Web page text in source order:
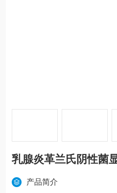
乳腺炎革兰氏阴性菌
产品简介